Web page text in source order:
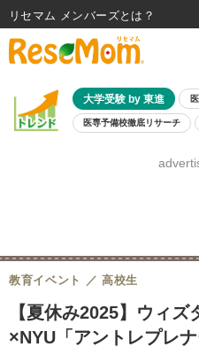
大学受験 by 東進
医専予備校徹底リサーチ
8月開催学校
【夏休み2025】ウィズ
×NYU「アントレプレ
教育イベント 高校生
リセマム メンバーズ